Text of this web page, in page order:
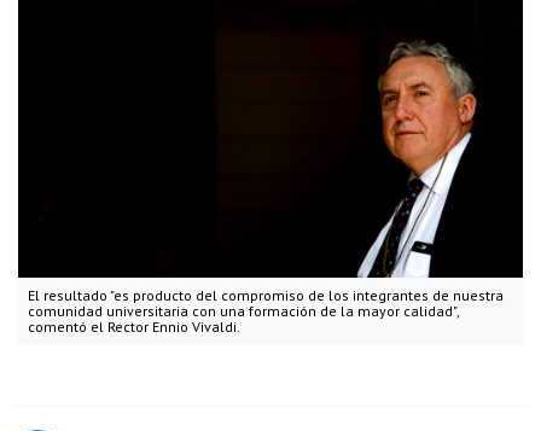
El resultado "es producto del compromiso de los integrantes de nuestra
comunidad universitaria con una formación de la mayor calidad",
comentó el Rector Ennio Vivaldi.